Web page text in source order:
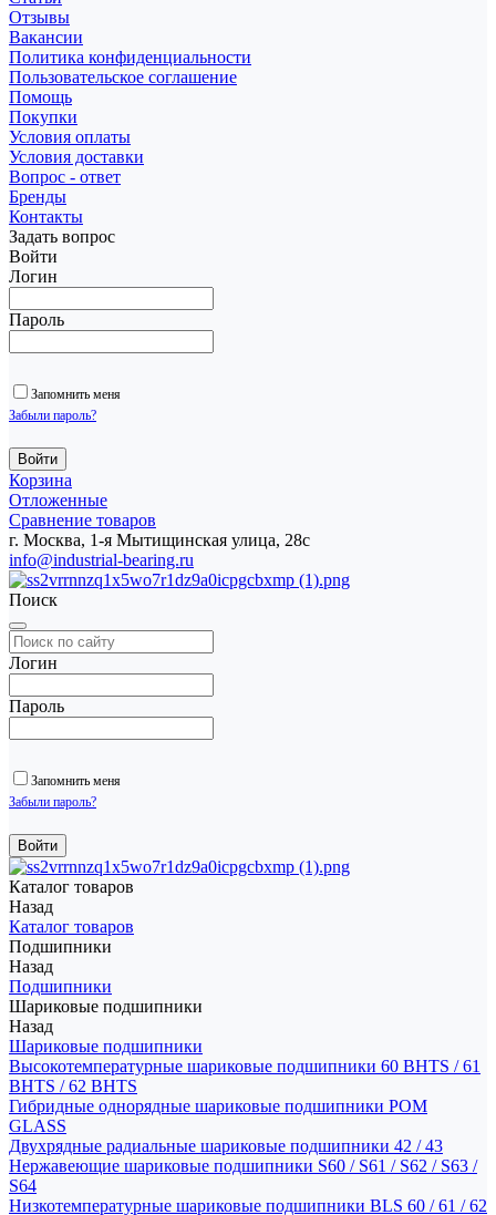
Отзывы
Вакансии
Политика конфиденциальности
Пользовательское соглашение
Помощь
Покупки
Условия оплаты
Условия доставки
Вопрос - ответ
Бренды
Контакты
Задать вопрос
Войти
Логин
Пароль
Запомнить меня
Забыли пароль?
Корзина
Отложенные
Сравнение товаров
г. Москва, 1-я Мытищинская улица, 28с
info@industrial-bearing.ru
Поиск
Логин
Пароль
Запомнить меня
Забыли пароль?
Каталог товаров
Назад
Каталог товаров
Подшипники
Назад
Подшипники
Шариковые подшипники
Назад
Шариковые подшипники
Высокотемпературные шариковые подшипники 60 BHTS / 61
BHTS / 62 BHTS
Гибридные однорядные шариковые подшипники POM
GLASS
Двухрядные радиальные шариковые подшипники 42 / 43
Нержавеющие шариковые подшипники S60 / S61 / S62 / S63 /
S64
Низкотемпературные шариковые подшипники BLS 60 / 61 / 62